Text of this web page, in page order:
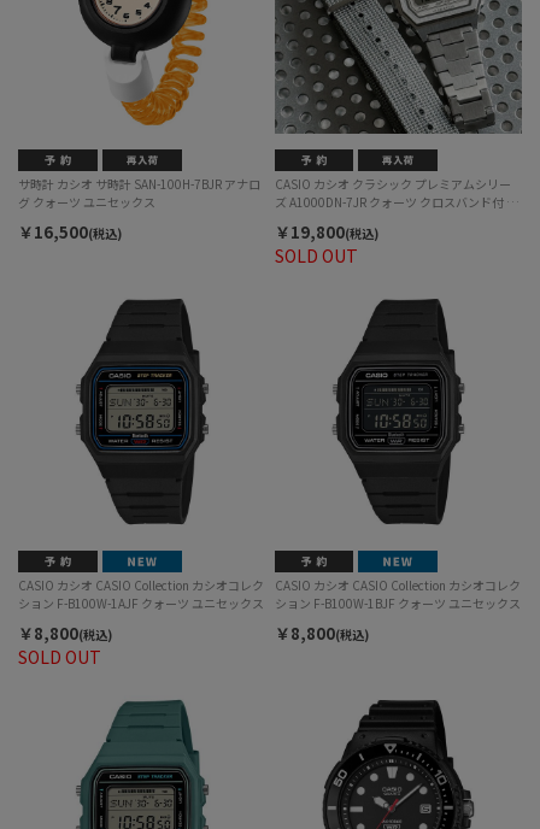
サ時計 カシオ サ時計 SAN-100H-7BJR アナロ
グ クォーツ ユニセックス
￥16,500(税込)
SOLD OUT
CASIO カシオ クラシック プレミアムシリー
ズ A1000DN-7JR クォーツ クロスバンド付 ユ
￥19,800(税込)
SOLD OUT
CASIO カシオ CASIO Collection カシオコレク
ション F-B100W-1AJF クォーツ ユニセックス
￥8,800(税込)
CASIO カシオ CASIO Collection カシオコレク
ション F-B100W-1BJF クォーツ ユニセックス
￥8,800(税込)